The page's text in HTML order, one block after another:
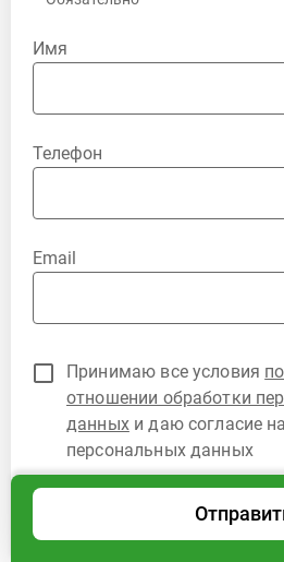
Имя
Телефон
Email
Принимаю все условия
отношении обработки
данныхи даю согласие
персональных данных